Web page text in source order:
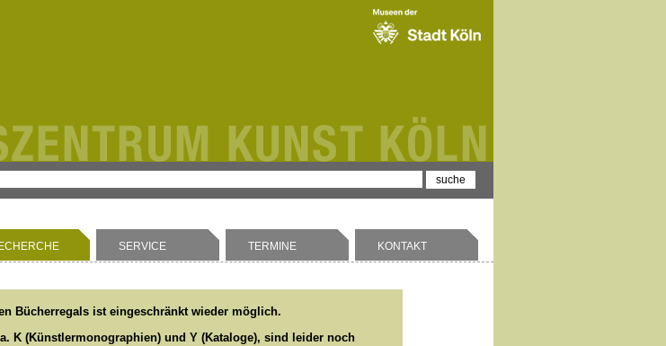
SERVICE TERMINE KONTAKT
Bücherregals ist eingeschränkt wieder möglich.
K (Künstlermonographien) und Y (Kataloge), sind leider noch